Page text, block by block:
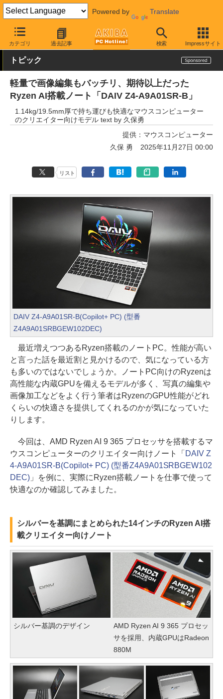
Powered by Translate
カテゴリ 過去記事 検索 Impressサイト
AKIBA PC Hotline! PCパーツ マザーボード GIGABYTE
トピック
軽量で画像編集もバッチリ、期待以上だった
Ryzen AI搭載ノート「DAIV Z4-A9A01SR-B」
1.14kg/19.5mm厚で持ち運びも快適なマウスコンピューター
のクリエイター向けモデル text by 久保勇
提供： マウスコンピューター
久保 勇
2025年11月27日 00:00
リスト
DAIV Z4-A9A01SR-B(Copilot+ PC) (型番
Z4A9A01SRBGEW102DEC)
最近増えつつあるRyzen搭載のノートPC。性能が高い
と言った話を最近割と見かけるので、気になっている方
も多いのではないでしょうか。ノートPC向けのRyzenは
高性能な内蔵GPUを備えるモデルが多く、写真の編集や
画像加工などをよく行う筆者はRyzenのGPU性能がどれ
くらいの快適さを提供してくれるのかが気になっていた
りします。
今回は、AMD Ryzen AI 9 365 プロセッサを搭載するマ
ウスコンピューターのクリエイター向けノート「 DAIV Z
4-A9A01SR-B(Copilot+ PC) (型番Z4A9A01SRBGEW102
DEC)」を例に、実際にRyzen搭載ノートを仕事で使って
快適なのか確認してみました。
シルバーを基調にまとめられた14インチのRyzen AI搭
載クリエイター向けノート
シルバー基調のデザイン
AMD Ryzen AI 9 365 プロセッ
サを採用、内蔵GPUはRadeon
880M